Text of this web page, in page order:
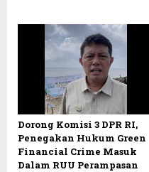
Dorong Komisi 3 DPR RI,
Penegakan Hukum Green
Financial Crime Masuk
Dalam RUU Perampasan